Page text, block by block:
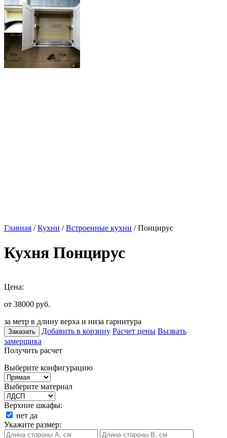
Главная /Кухни /Встроенные кухни / Понцирус
Кухня Понцирус
Цена:
от 38000 руб.
за метр в длину верха и низа гарнитура
Заказать Добавить в корзину Расчет цены Вызвать
замерщика
Получить расчет
Выберите конфигурацию
Выберите материал
Верхние шкафы:
нет да
Укажите размер: